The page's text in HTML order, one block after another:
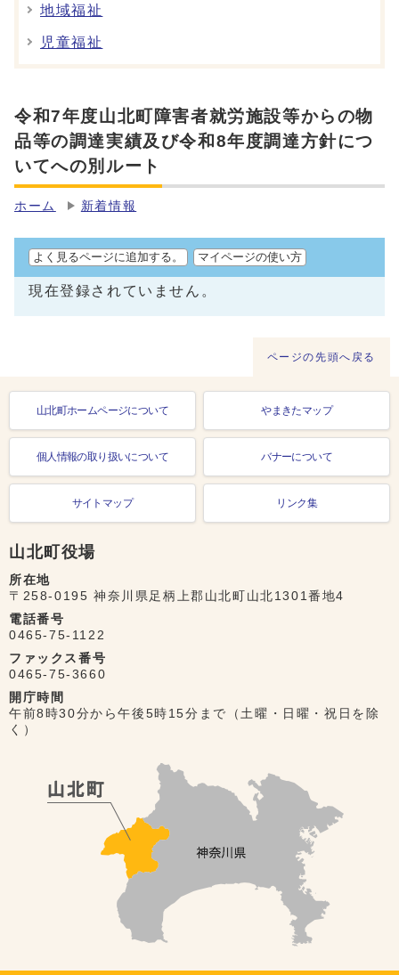
地域福祉
児童福祉
令和7年度山北町障害者就労施設等からの物
品等の調達実績及び令和8年度調達方針につ
いてへの別ルート
ホーム 新着情報
よく見るページに追加する。 マイページの使い方
現在登録されていません。
ページの先頭へ戻る
山北町ホームページについて やまきたマップ
個人情報の取り扱いについて バナーについて
サイトマップ リンク集
山北町役場
所在地
〒258-0195 神奈川県足柄上郡山北町山北1301番地4
電話番号
0465-75-1122
ファックス番号
0465-75-3660
開庁時間
午前8時30分から午後5時15分まで（土曜・日曜・祝日を除
く）